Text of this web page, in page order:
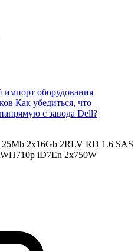
импорт оборудования
Как убедиться, что
с завода Dell?
2x16Gb 2RLV RD 1.6 SAS
iD7En 2x750W